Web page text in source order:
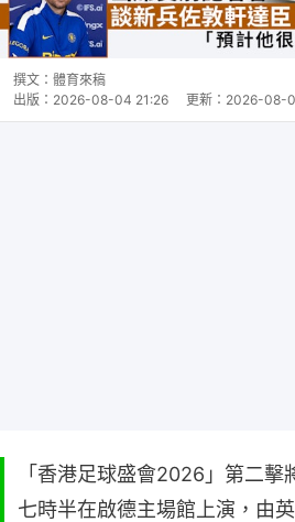
撰文： 體育來稿
出版： 2026-08-04 21:26 更新： 2026-08-
「香港足球盛會2026」第二擊
七時半在啟德主場館上演，由